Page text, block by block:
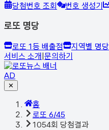
당첨번호 조회 번호 생성기
로또 명당
로또 1등 배출점
지역별 명당
서비스 소개|문의하기
AD
✕
홈
로또 6/45
1054회 당첨결과